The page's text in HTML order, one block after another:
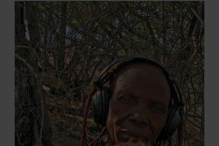
KONTAKTA F&F
SKRIV I F&F
PRENUMERERA PÅ F&F
ANNONSERA I F&F
OM F&F